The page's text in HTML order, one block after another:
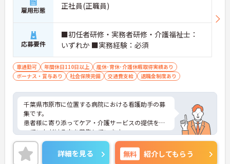
雇用形態 正社員(正職員)
応募要件
■初任者研修・実務者研修・介護福祉士：
いずれか ■実務経験：必須
車通勤可 年間休日110日以上
産休･育休･介護休暇取得実績あり
ボーナス・賞与あり
社会保険完備 交通費支給 退職金制度あり
千葉県市原市に位置する病院における看護助手の募
集です。
患者様に寄り添ってケア・介護サービスの提供を行
っていただける方を募集しています。
ご興味のある方には、面接対策ポイントなど、さら
に詳細をご案内しますのでお気軽にご相談くださ
い！
詳細を見る 無料 紹介してもらう